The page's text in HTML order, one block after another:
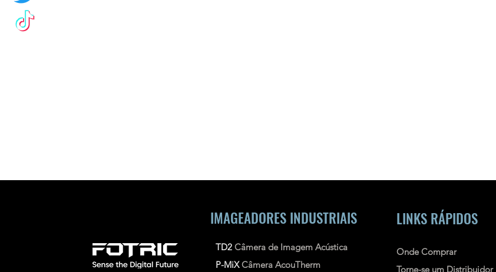
IMAGEADORES INDUSTRIAIS
TD2 Câmera de Imagem Acústica
P-MiXCâmera AcouTherm
LINKS RÁPIDOS
Onde Comprar
Torne-se um Distribuidor